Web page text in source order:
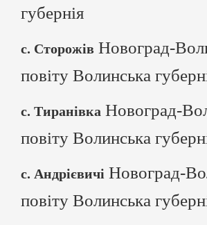
губернія
с. Сторожів Новоград-
повіту Волинська
с. Тиранівка Новоград-
повіту Волинська
с. Андрієвичі Новоград-
повіту Волинська